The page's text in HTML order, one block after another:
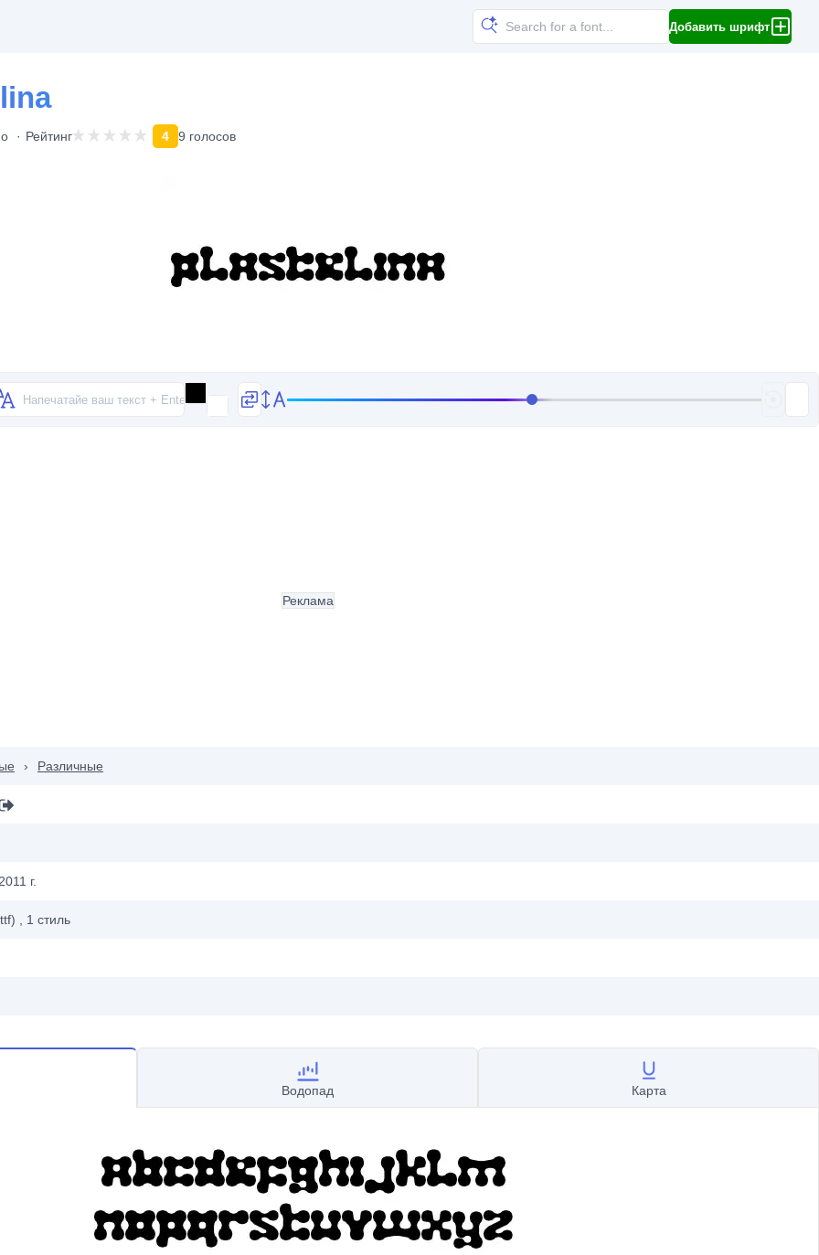
Добавить шрифт
Рейтинг 4 9 голосов
› Различные
г.
, 1 стиль
Реклама
Водопад Карта